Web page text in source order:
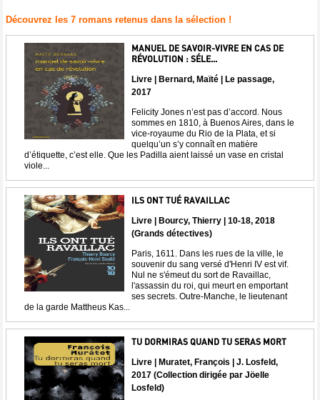
Découvrez les 7 romans retenus dans la sélection !
MANUEL DE SAVOIR-VIVRE EN CAS DE
RÉVOLUTION : SÉLE...
Livre | Bernard, Maïté | Le passage,
2017
Felicity Jones n’est pas d’accord. Nous
sommes en 1810, à Buenos Aires, dans le
vice-royaume du Rio de la Plata, et si
quelqu’un s’y connaît en matière
d’étiquette, c’est elle. Que les Padilla aient laissé un vase en cristal
viole...
ILS ONT TUÉ RAVAILLAC
Livre | Bourcy, Thierry | 10-18, 2018
(Grands détectives)
Paris, 1611. Dans les rues de la ville, le
souvenir du sang versé d'Henri IV est vif.
Nul ne s'émeut du sort de Ravaillac,
l'assassin du roi, qui meurt en emportant
ses secrets. Outre-Manche, le lieutenant
de la garde Mattheus Kas...
TU DORMIRAS QUAND TU SERAS MORT
Livre | Muratet, François | J. Losfeld,
2017 (Collection dirigée par Jöelle
Losfeld)